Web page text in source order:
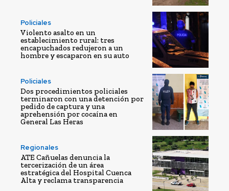
Policiales
Violento asalto en un
establecimiento rural: tres
encapuchados redujeron a un
hombre y escaparon en su auto
Policiales
Dos procedimientos policiales
terminaron con una detención por
pedido de captura y una
aprehensión por cocaína en
General Las Heras
Regionales
ATE Cañuelas denuncia la
tercerización de un área
estratégica del Hospital Cuenca
Alta y reclama transparencia